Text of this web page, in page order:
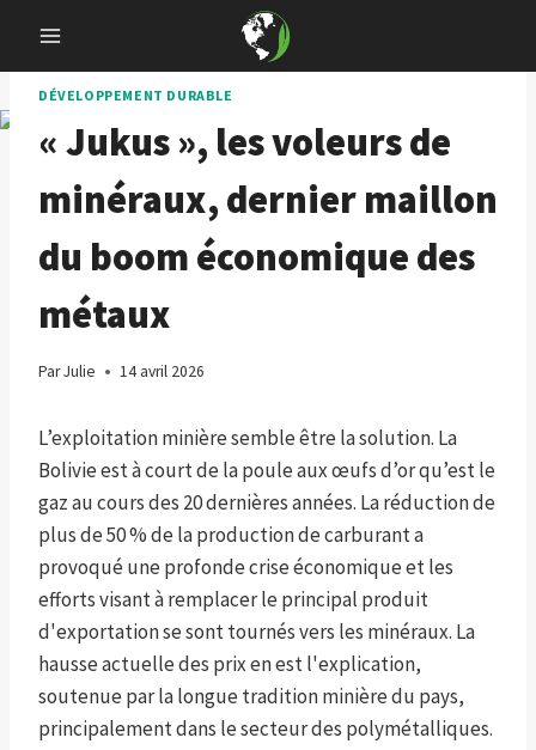
content
DÉVELOPPEMENT DURABLE
« Jukus », les voleurs de
minéraux, dernier maillon
du boom économique des
métaux
ParJulie 14 avril 2026
L’exploitation minière semble être la solution. La
Bolivie est à court de la poule aux œufs d’or qu’est le
gaz au cours des 20 dernières années. La réduction de
plus de 50 % de la production de carburant a
provoqué une profonde crise économique et les
efforts visant à remplacer le principal produit
d'exportation se sont tournés vers les minéraux. La
hausse actuelle des prix en est l'explication,
soutenue par la longue tradition minière du pays,
principalement dans le secteur des polymétalliques.